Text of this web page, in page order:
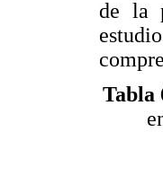
de la
Tabla